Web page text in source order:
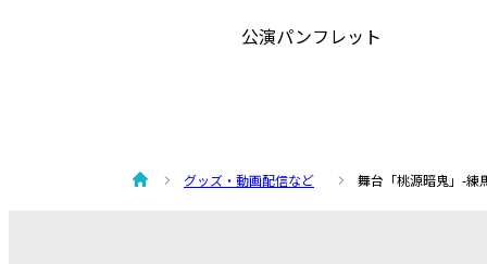
公演パンフレット
グッズ・動画配信など 舞台「桃源暗鬼」-練